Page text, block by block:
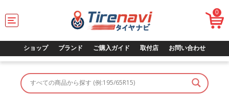
T
o
l
0
ショップ ブランド ご購入ガイド 取付店 お問い合わせ